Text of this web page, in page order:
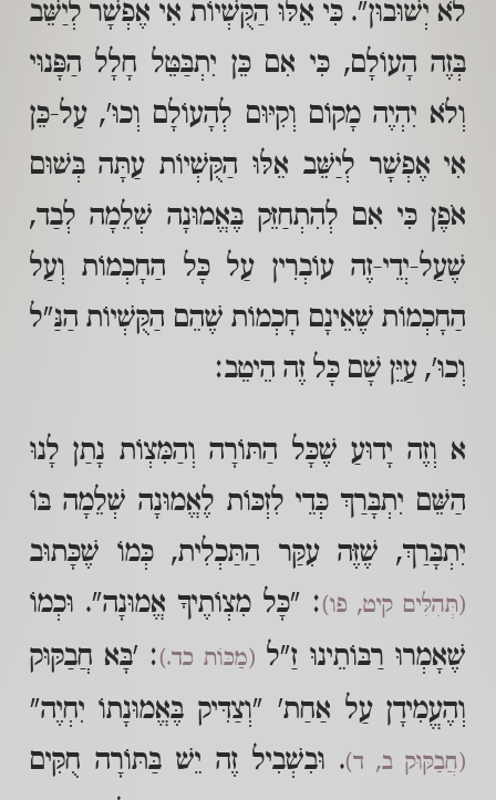
לֹא יְשׁוּבוּן". כִּי אֵלּוּ הַקֻּשְׁיוֹת אִי אֶפְשָׁר לְיַשֵּׁב
בְּזֶה הָעוֹלָם, כִּי אִם כֵּן יִתְבַּטֵּל חָלָל הַפָּנוּי
וְלֹא יִהְיֶה מָקוֹם וְקִיּוּם לְהָעוֹלָם וְכוּ', עַל-כֵּן
אִי אֶפְשָׁר לְיַשֵּׁב אֵלּוּ הַקֻּשְׁיוֹת עַתָּה בְּשׁוּם
אֹפֶן כִּי אִם לְהִתְחַזֵּק בֶּאֱמוּנָה שְׁלֵמָה לְבַד,
שֶׁעַל-יְדֵי-זֶה עוֹבְרִין עַל כָּל הַחָכְמוֹת וְעַל
הַחָכְמוֹת שֶׁאֵינָם חָכְמוֹת שֶׁהֵם הַקֻּשְׁיוֹת הַנַּ"ל
וְכוּ', עַיֵּן שָׁם כָּל זֶה הֵיטֵב:
א וְזֶה יָדוּעַ שֶׁכָּל הַתּוֹרָה וְהַמִּצְוֹת נָתַן לָנוּ
הַשֵּׁם יִתְבָּרַךְ כְּדֵי לִזְכּוֹת לֶאֱמוּנָה שְׁלֵמָה בּוֹ
יִתְבָּרַךְ, שֶׁזֶּה עִקַּר הַתַּכְלִית, כְּמוֹ שֶׁכָּתוּב
(תְּהִלִּים קיט, פו): "כָּל מִצְוֹתֶיךָ אֱמוּנָה". וּכְמוֹ
שֶׁאָמְרוּ רַבּוֹתֵינוּ זַ"ל (מַכּוֹת כד.): 'בָּא חֲבַקּוּק
וְהֶעֱמִידָן עַל אַחַת' "וְצַדִּיק בֶּאֱמוּנָתוֹ יִחְיֶה"
(חֲבַקּוּק‍ ב, ד). וּבִשְׁבִיל זֶה יֵשׁ בַּתּוֹרָה חֻקִּים